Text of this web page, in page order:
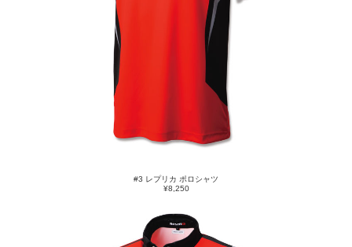
#3 レプリカ ポロシャツ
¥8,250